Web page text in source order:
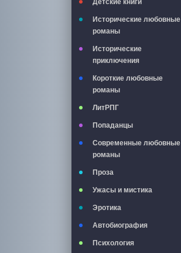
Детские книги
Исторические любовные
романы
Исторические
приключения
Короткие любовные
романы
ЛитРПГ
Попаданцы
Современные любовные
романы
Проза
Ужасы и мистика
Эротика
Автобиография
Психология